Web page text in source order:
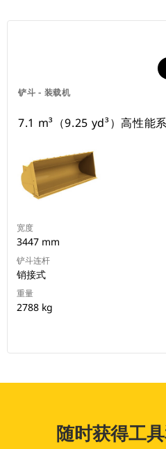
铲斗 - 装载机
7.1 m³（9.25 yd³）高性能
宽度
3447 mm
铲斗连杆
销接式
重量
2788 kg
随时获得工